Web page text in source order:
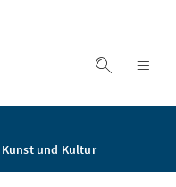
Suche
Kunst und Kultur